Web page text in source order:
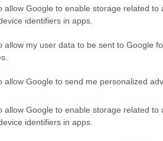
allow Google to enable storage related to
identifiers in apps.
allow my user data to be sent to Google
allow Google to send me personalized
allow Google to enable storage related to
identifiers in apps.
artificiale possa
dall’essere umano.
per comunicare. Senza
strumento inattivo.